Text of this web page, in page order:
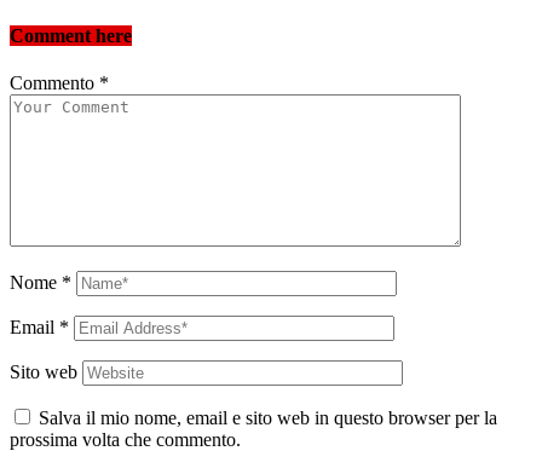
Comment here
Commento *
Nome *
Email *
Sito web
Salva il mio nome, email e sito web in questo browser per la
prossima volta che commento.